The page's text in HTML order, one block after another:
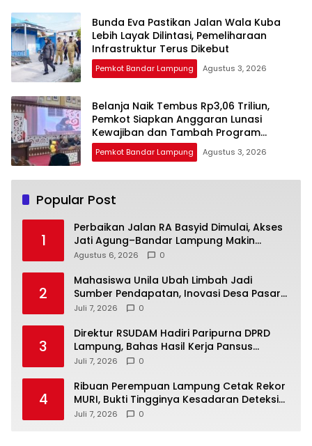
Bunda Eva Pastikan Jalan Wala Kuba
Lebih Layak Dilintasi, Pemeliharaan
Infrastruktur Terus Dikebut
Pemkot Bandar Lampung Agustus 3, 2026
Belanja Naik Tembus Rp3,06 Triliun,
Pemkot Siapkan Anggaran Lunasi
Kewajiban dan Tambah Program
Prioritas
Pemkot Bandar Lampung Agustus 3, 2026
Popular Post
1
Perbaikan Jalan RA Basyid Dimulai, Akses
Jati Agung–Bandar Lampung Makin
Lancar
Agustus 6, 2026 0
2
Mahasiswa Unila Ubah Limbah Jadi
Sumber Pendapatan, Inovasi Desa Pasar
Krui Raih Pengakuan Nasional
Juli 7, 2026 0
3
Direktur RSUDAM Hadiri Paripurna DPRD
Lampung, Bahas Hasil Kerja Pansus
Laporan Keuangan 2025
Juli 7, 2026 0
4
Ribuan Perempuan Lampung Cetak Rekor
MURI, Bukti Tingginya Kesadaran Deteksi
Dini Kanker Serviks
Juli 7, 2026 0